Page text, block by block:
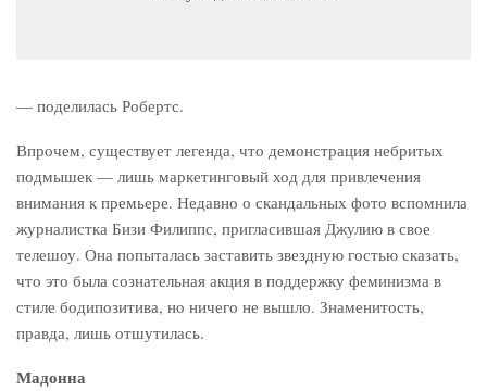
— поделилась Робертс.
Впрочем, существует легенда, что демонстрация небритых
подмышек — лишь маркетинговый ход для привлечения
внимания к премьере. Недавно о скандальных фото вспомнила
журналистка Бизи Филиппс, пригласившая Джулию в свое
телешоу. Она попыталась заставить звездную гостью сказать,
что это была сознательная акция в поддержку феминизма в
стиле бодипозитива, но ничего не вышло. Знаменитость,
правда, лишь отшутилась.
Мадонна